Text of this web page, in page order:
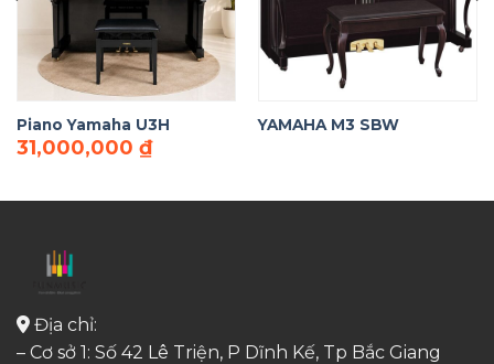
Piano Yamaha U3H
31,000,000 ₫
YAMAHA M3 SBW
Địa chỉ:
– Cơ sở 1: Số 42 Lê Triện, P Dĩnh Kế, Tp Bắc Giang